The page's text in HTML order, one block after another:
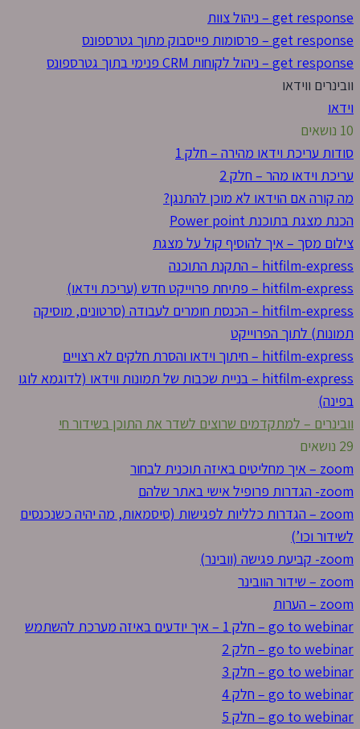
get response – ניהול צוות
get response – פרסומות פייסבוק מתוך גטרספונס
get response – ניהול לקוחות CRM פנימי בתוך גטרספונס
וובינרים ווידאו
וידאו
10 נושאים
סודות עריכת וידאו מהירה – חלק 1
עריכת וידאו מהר – חלק 2
מה קורה אם הוידאו לא מוכן להתנגן?
הכנת מצגת בתוכנת Power point
צילום מסך – איך להוסיף קול על מצגת
hitfilm-express – התקנת התוכנה
hitfilm-express – פתיחת פרוייקט חדש (עריכת וידאו)
hitfilm-express – הכנסת חומרים לעבודה (סרטונים, מוסיקה
תמונות) לתוך הפרוייקט
hitfilm-express – חיתוך וידאו והסרת חלקים לא רצויים
hitfilm-express – בניית שכבות של תמונות ווידאו (לדוגמא לוגו
בפינה)
וובינרים – למתקדמים שרוצים לשדר את התוכן בשידור חי
29 נושאים
zoom – איך מחליטים באיזה תוכנית לבחור
zoom- הגדרות פרופיל אישי באתר שלהם
zoom – הגדרות כלליות לפגישות (סיסמאות, מה יהיה כשנכנסים
לשידור וכו’)
zoom- קביעת פגישה (וובינר)
zoom – שידור הוובינר
zoom – הערות
go to webinar – חלק 1 – איך יודעים באיזה מערכת להשתמש
go to webinar – חלק 2
go to webinar – חלק 3
go to webinar – חלק 4
go to webinar – חלק 5